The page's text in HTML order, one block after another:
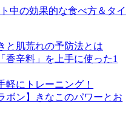
中の効果的な食べ方＆タイ
と肌荒れの予防法とは
香辛料」を上手に使った1
軽にトレーニング！
ボン】きなこのパワーとお